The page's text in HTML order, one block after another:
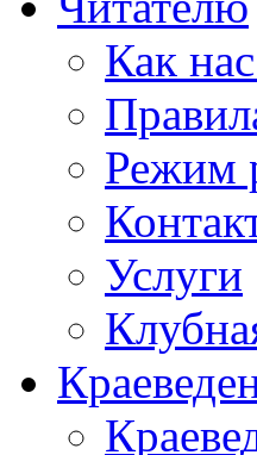
Как
Режим
Услуги